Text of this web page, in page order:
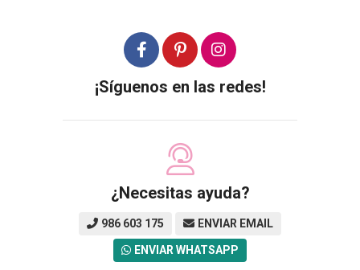
¡Síguenos en las redes!
¿Necesitas ayuda?
986 603 175 ENVIAR EMAIL
ENVIAR WHATSAPP